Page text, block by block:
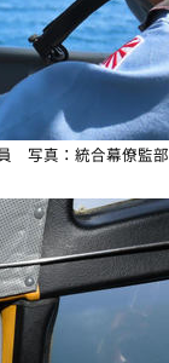
写真：統合幕僚監部